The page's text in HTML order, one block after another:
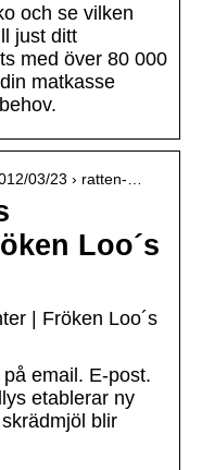
och se vilken
just ditt
med över 80 000
matkasse
03/23 › ratten-…
Loo´s
| Fröken Loo´s
email. E-post.
etablerar ny
blir